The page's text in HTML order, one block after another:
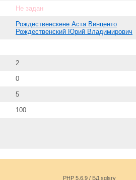
Не задан
Рождественскене Аста Винценто
Рождественский Юрий Владимирович
2
0
5
100
PHP 5.6.9 / БД sqlsrv